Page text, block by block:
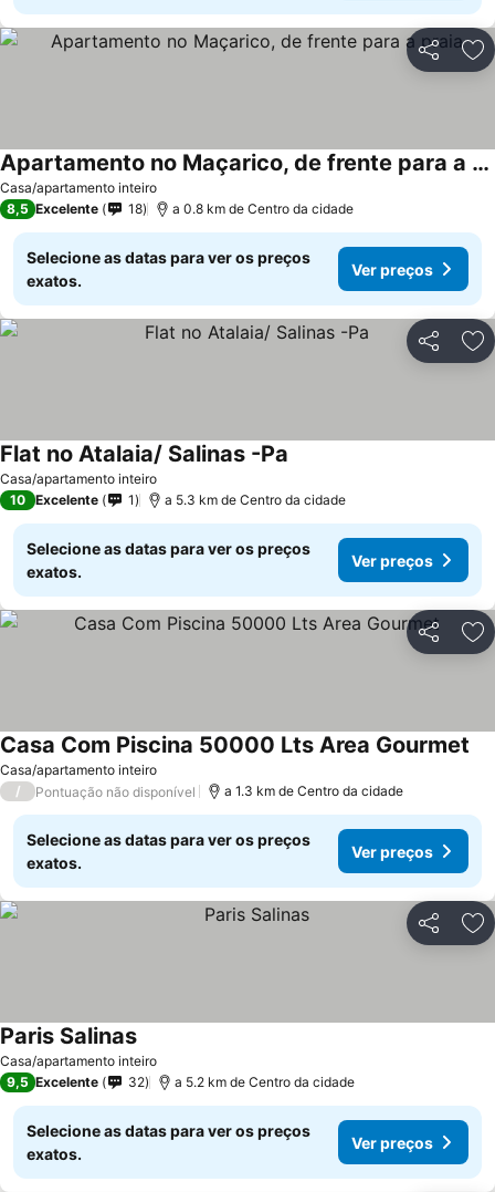
Partilhar
Casa/apartamento inteiro
Apartamento no Maçarico, de frente para a praia
Ver preços
8,5 Excelente 18 a 0.8 km de Centro da cidade
Selecione as datas para ver os preços
exatos.
Ver preços
Partilhar
Casa/apartamento inteiro
Flat no Atalaia/ Salinas -Pa
10 Excelente 1 a 5.3 km de Centro da cidade
Selecione as datas para ver os preços
exatos.
Ver preços
Partilhar
Casa/apartamento inteiro
Casa Com Piscina 50000 Lts Area Gourmet
/ Pontuação não disponível a 1.3 km de Centro da cidade
Selecione as datas para ver os preços
exatos.
Ver preços
Partilhar
Casa/apartamento inteiro
Paris SalinasVer preços
9,5 Excelente 32 a 5.2 km de Centro da cidade
Selecione as datas para ver os preços
exatos.
Ver preços